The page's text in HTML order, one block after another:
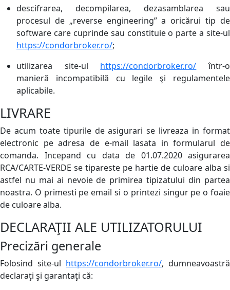
descifrarea, decompilarea, dezasamblarea sau
procesul de „reverse engineering” a oricărui tip de
software care cuprinde sau constituie o parte a site-ul
https://condorbroker.ro/;
utilizarea site-ul https://condorbroker.ro/ într-o
manieră incompatibilă cu legile şi regulamentele
aplicabile.
LIVRARE
De acum toate tipurile de asigurari se livreaza in format
electronic pe adresa de e-mail lasata in formularul de
comanda. Incepand cu data de 01.07.2020 asigurarea
RCA/CARTE-VERDE se tipareste pe hartie de culoare alba si
astfel nu mai ai nevoie de primirea tipizatului din partea
noastra. O primesti pe email si o printezi singur pe o foaie
de culoare alba.
DECLARAŢII ALE UTILIZATORULUI
Precizări generale
Folosind site-ul https://condorbroker.ro/, dumneavoastră
declaraţi şi garantaţi că: